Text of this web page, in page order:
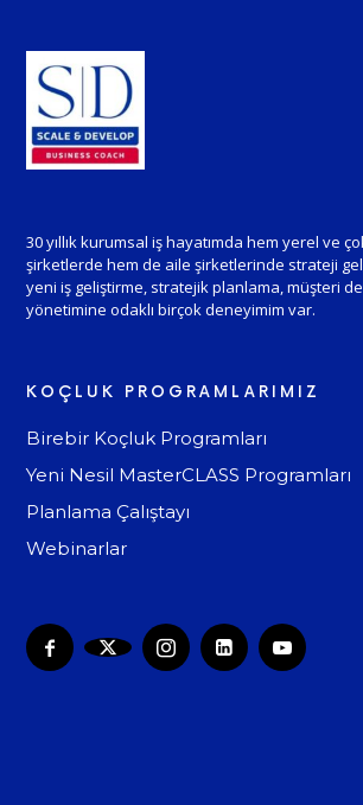
30 yıllık kurumsal iş hayatımda hem yerel ve
şirketlerde hem de aile şirketlerinde strateji
yeni iş geliştirme, stratejik planlama, müşteri
yönetimine odaklı birçok deneyimim var.
KOÇLUK PROGRAMLARIMIZ
Birebir Koçluk Programları
Yeni Nesil MasterCLASS Programları
Planlama Çalıştayı
Webinarlar